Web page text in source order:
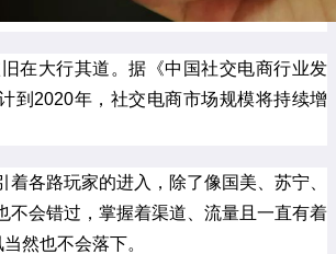
在大行其道。据《中国社交电商行业发
到2020年，社交电商市场规模将持续增
着各路玩家的进入，除了像国美、苏宁、
不会错过，掌握着渠道、流量且一直有着
然也不会落下。